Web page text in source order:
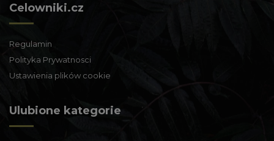
Celowniki.cz
Regulamin
Polityka Prywatnosci
Ustawienia plików cookie
Ulubione kategorie